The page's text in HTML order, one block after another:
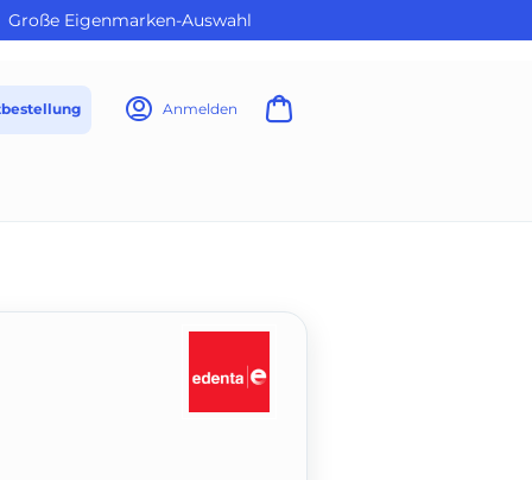
Große Eigenmarken-Auswahl
Anmelden